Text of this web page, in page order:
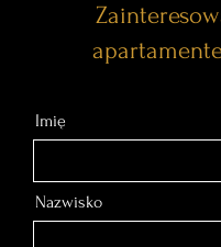
Imię
Nazwisko